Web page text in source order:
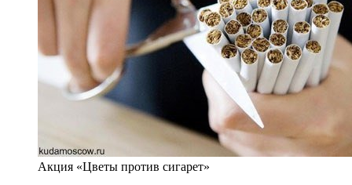
Акция «Цветы против сигарет»